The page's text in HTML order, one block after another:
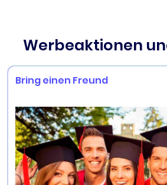
Werbeaktionen
Bring einen Freund